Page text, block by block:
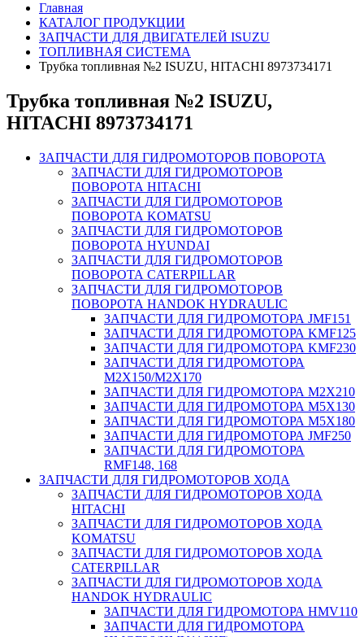
Главная
КАТАЛОГ ПРОДУКЦИИ
ЗАПЧАСТИ ДЛЯ ДВИГАТЕЛЕЙ ISUZU
ТОПЛИВНАЯ СИСТЕМА
Трубка топливная №2 ISUZU, HITACHI 8973734171
Трубка топливная №2 ISUZU,
HITACHI 8973734171
ЗАПЧАСТИ ДЛЯ ГИДРОМОТОРОВ ПОВОРОТА
ЗАПЧАСТИ ДЛЯ ГИДРОМОТОРОВ
ПОВОРОТА HITACHI
ЗАПЧАСТИ ДЛЯ ГИДРОМОТОРОВ
ПОВОРОТА KOMATSU
ЗАПЧАСТИ ДЛЯ ГИДРОМОТОРОВ
ПОВОРОТА HYUNDAI
ЗАПЧАСТИ ДЛЯ ГИДРОМОТОРОВ
ПОВОРОТА CATERPILLAR
ЗАПЧАСТИ ДЛЯ ГИДРОМОТОРОВ
ПОВОРОТА HANDOK HYDRAULIC
ЗАПЧАСТИ ДЛЯ ГИДРОМОТОРА JMF151
ЗАПЧАСТИ ДЛЯ ГИДРОМОТОРА KMF125
ЗАПЧАСТИ ДЛЯ ГИДРОМОТОРА KMF230
ЗАПЧАСТИ ДЛЯ ГИДРОМОТОРА
M2X150/M2X170
ЗАПЧАСТИ ДЛЯ ГИДРОМОТОРА M2X210
ЗАПЧАСТИ ДЛЯ ГИДРОМОТОРА M5X130
ЗАПЧАСТИ ДЛЯ ГИДРОМОТОРА M5X180
ЗАПЧАСТИ ДЛЯ ГИДРОМОТОРА JMF250
ЗАПЧАСТИ ДЛЯ ГИДРОМОТОРА
RMF148, 168
ЗАПЧАСТИ ДЛЯ ГИДРОМОТОРОВ ХОДА
ЗАПЧАСТИ ДЛЯ ГИДРОМОТОРОВ ХОДА
HITACHI
ЗАПЧАСТИ ДЛЯ ГИДРОМОТОРОВ ХОДА
KOMATSU
ЗАПЧАСТИ ДЛЯ ГИДРОМОТОРОВ ХОДА
CATERPILLAR
ЗАПЧАСТИ ДЛЯ ГИДРОМОТОРОВ ХОДА
HANDOK HYDRAULIC
ЗАПЧАСТИ ДЛЯ ГИДРОМОТОРА HMV110
ЗАПЧАСТИ ДЛЯ ГИДРОМОТОРА